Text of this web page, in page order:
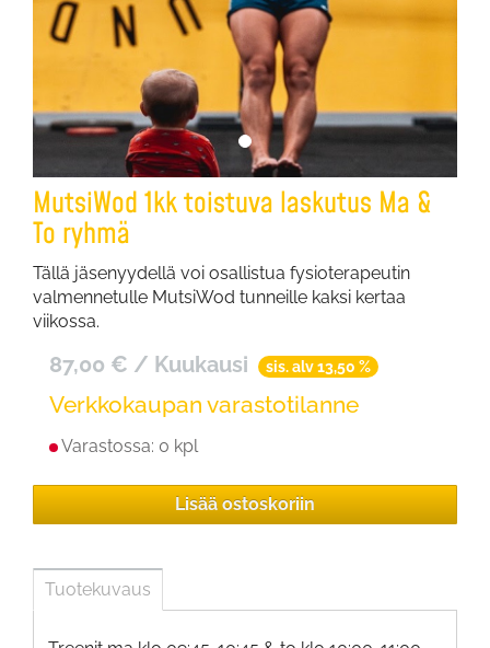
MutsiWod 1kk toistuva laskutus Ma &
To ryhmä
Tällä jäsenyydellä voi osallistua fysioterapeutin
valmennetulle MutsiWod tunneille kaksi kertaa
viikossa.
87,00 € / Kuukausi sis. alv 13,50 %
Verkkokaupan varastotilanne
Varastossa: 0 kpl
Lisää ostoskoriin
Tuotekuvaus